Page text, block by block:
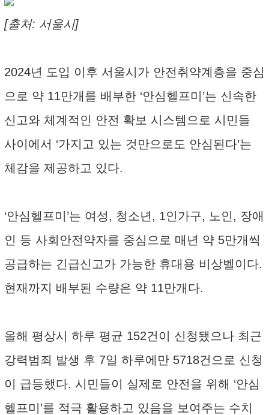
[출처: 서울시]
2024년 도입 이후 서울시가 안전취약계층을 중심
으로 약 11만개를 배부한 ‘안심헬프미’는 신속한
신고와 체계적인 안전 확보 시스템으로 시민들
사이에서 ‘가지고 있는 것만으로도 안심된다’는
체감을 제공하고 있다.
‘안심헬프미’는 여성, 청소년, 1인가구, 노인, 장애
인 등 사회안전약자를 중심으로 매년 약 5만개씩
공급하는 긴급신고가 가능한 휴대용 비상벨이다.
현재까지 배부된 수량은 약 11만개다.
올해 평상시 하루 평균 152건이 신청됐으나 최근
강력범죄 발생 후 7일 하루에만 5718건으로 신청
이 급등했다. 시민들이 실제로 안전을 위해 ‘안심
헬프미’를 적극 활용하고 있음을 보여주는 수치